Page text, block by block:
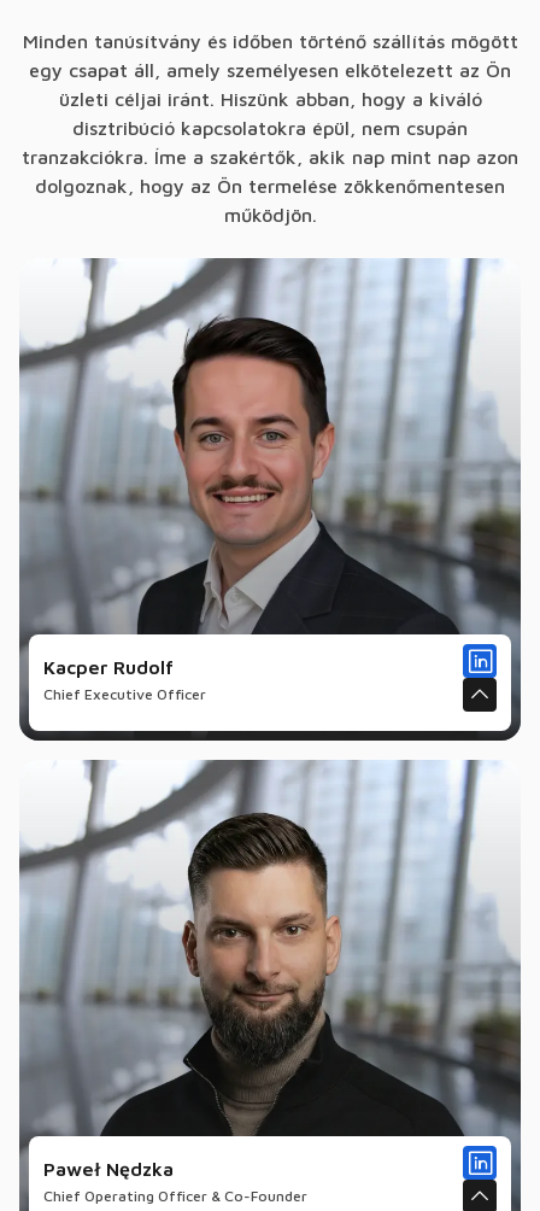
Minden tanúsítvány és időben történő szállítás mögött
egy csapat áll, amely személyesen elkötelezett az Ön
üzleti céljai iránt. Hiszünk abban, hogy a kiváló
disztribúció kapcsolatokra épül, nem csupán
tranzakciókra. Íme a szakértők, akik nap mint nap azon
dolgoznak, hogy az Ön termelése zökkenőmentesen
működjön.
Kacper Rudolf
Chief Executive Officer
Paweł Nędzka
Chief Operating Officer & Co-Founder